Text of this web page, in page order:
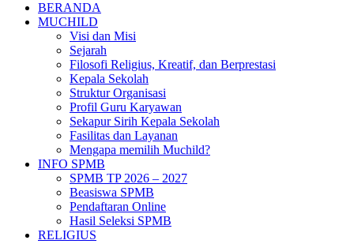
BERANDA
MUCHILD
Visi dan Misi
Sejarah
Filosofi Religius, Kreatif, dan Berprestasi
Kepala Sekolah
Struktur Organisasi
Profil Guru Karyawan
Sekapur Sirih Kepala Sekolah
Fasilitas dan Layanan
Mengapa memilih Muchild?
INFO SPMB
SPMB TP 2026 – 2027
Beasiswa SPMB
Pendaftaran Online
Hasil Seleksi SPMB
RELIGIUS